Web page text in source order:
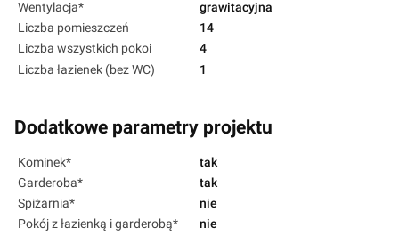
Wentylacja*
grawitacyjna
Liczba pomieszczeń
14
Liczba wszystkich pokoi
4
Liczba łazienek (bez WC)
1
Dodatkowe parametry projektu
Kominek*
tak
Garderoba*
tak
Spiżarnia*
nie
Pokój z łazienką i garderobą*
nie